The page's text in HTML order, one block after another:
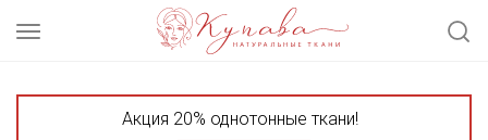
Акция 20% однотонные ткани!